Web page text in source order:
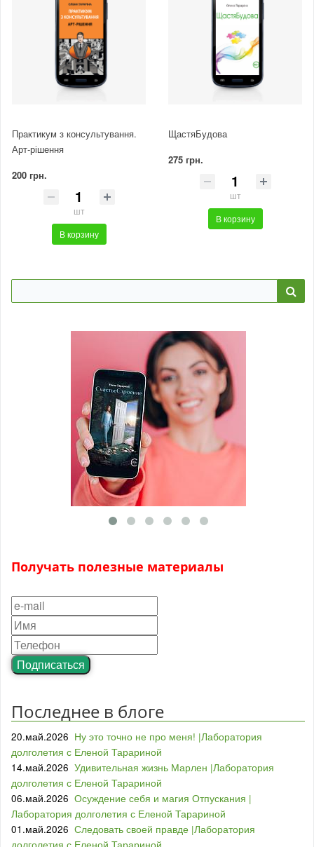
Практикум з консультування.
Арт-рішення
200 грн.
шт
В корзину
ЩастяБудова
275 грн.
шт
В корзину
Получать полезные материалы
Подписаться
Последнее в блоге
20.май.2026 Ну это точно не про меня! |Лаборатория
долголетия с Еленой Тарариной
14.май.2026 Удивительная жизнь Марлен |Лаборатория
долголетия с Еленой Тарариной
06.май.2026 Осуждение себя и магия Отпускания |
Лаборатория долголетия с Еленой Тарариной
01.май.2026 Следовать своей правде |Лаборатория
долголетия с Еленой Тарариной